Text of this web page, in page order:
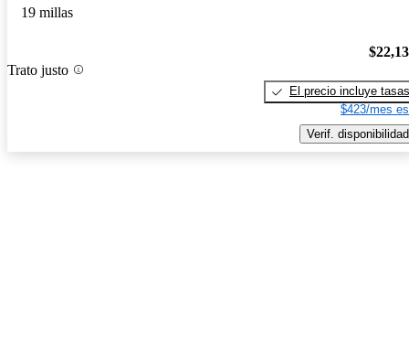
19 millas
Trato justo
El precio incluye tasas
$423/mes
Verif. disponibilidad